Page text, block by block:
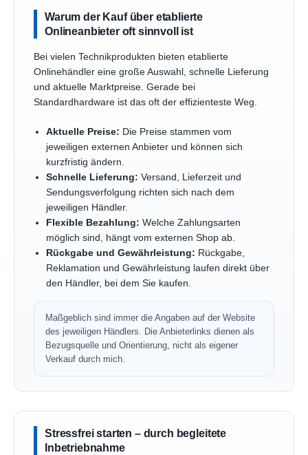
Warum der Kauf über etablierte
Onlineanbieter oft sinnvoll ist
Bei vielen Technikprodukten bieten etablierte
Onlinehändler eine große Auswahl, schnelle Lieferung
und aktuelle Marktpreise. Gerade bei
Standardhardware ist das oft der effizienteste Weg.
Aktuelle Preise: Die Preise stammen vom
jeweiligen externen Anbieter und können sich
kurzfristig ändern.
Schnelle Lieferung: Versand, Lieferzeit und
Sendungsverfolgung richten sich nach dem
jeweiligen Händler.
Flexible Bezahlung: Welche Zahlungsarten
möglich sind, hängt vom externen Shop ab.
Rückgabe und Gewährleistung: Rückgabe,
Reklamation und Gewährleistung laufen direkt über
den Händler, bei dem Sie kaufen.
Maßgeblich sind immer die Angaben auf der Website
des jeweiligen Händlers. Die Anbieterlinks dienen als
Bezugsquelle und Orientierung, nicht als eigener
Verkauf durch mich.
Stressfrei starten – durch begleitete
Inbetriebnahme